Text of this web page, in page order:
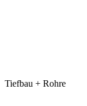
Tiefbau + Rohre